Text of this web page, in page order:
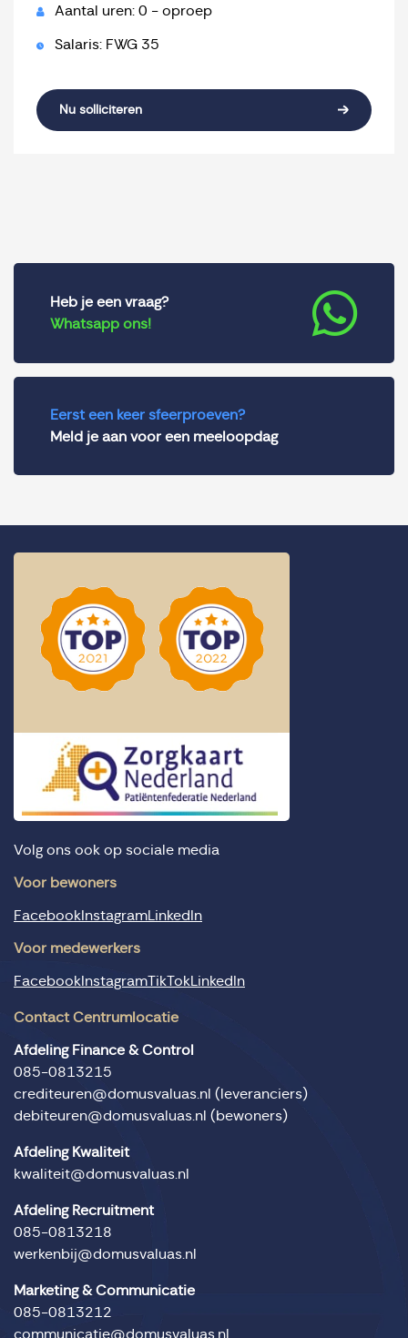
Aantal uren: 0 - oproep
Salaris: FWG 35
Nu solliciteren
Heb je een vraag?
Whatsapp ons!
Eerst een keer sfeerproeven?
Meld je aan voor een meeloopdag
Volg ons ook op sociale media
Voor bewoners
FacebookInstagramLinkedIn
Voor medewerkers
FacebookInstagramTikTokLinkedIn
Contact Centrumlocatie
Afdeling Finance & Control
085-0813215
crediteuren@domusvaluas.nl (leveranciers)
debiteuren@domusvaluas.nl (bewoners)
Afdeling Kwaliteit
kwaliteit@domusvaluas.nl
Afdeling Recruitment
085-0813218
werkenbij@domusvaluas.nl
Marketing & Communicatie
085-0813212
communicatie@domusvaluas.nl